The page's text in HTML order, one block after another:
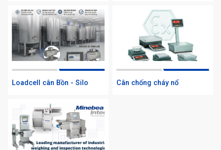
Loadcell cân Bồn - Silo Cân chống cháy nổ